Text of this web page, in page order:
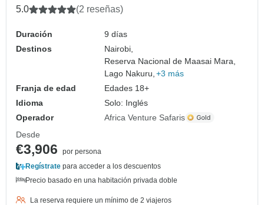
5.0 (2 reseñas)
Duración
9 días
Destinos
Nairobi,
Reserva Nacional de Maasai Mara,
Lago Nakuru, +3 más
Franja de edad
Edades 18+
Idioma
Solo: Inglés
Operador
Africa Venture Safaris
Desde
€3,906
por persona
Regístrate para acceder a los descuentos
Precio basado en una habitación privada doble
La reserva requiere un mínimo de 2 viajeros